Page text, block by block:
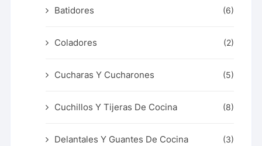
Batidores (6)
Coladores (2)
Cucharas Y Cucharones (5)
Cuchillos Y Tijeras De Cocina (8)
Delantales Y Guantes De Cocina (3)